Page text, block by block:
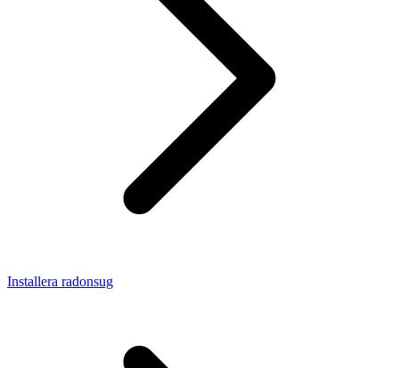
Installera radonsug